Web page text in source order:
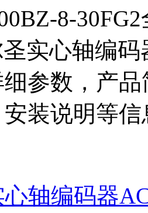
8-
实心轴编
参数，产
装说明等
轴编码器